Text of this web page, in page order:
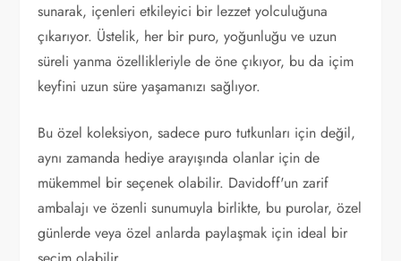
sunarak, içenleri etkileyici bir lezzet yolculuğuna
çıkarıyor. Üstelik, her bir puro, yoğunluğu ve uzun
süreli yanma özellikleriyle de öne çıkıyor, bu da içim
keyfini uzun süre yaşamanızı sağlıyor.
Bu özel koleksiyon, sadece puro tutkunları için değil,
aynı zamanda hediye arayışında olanlar için de
mükemmel bir seçenek olabilir. Davidoff'un zarif
ambalajı ve özenli sunumuyla birlikte, bu purolar, özel
günlerde veya özel anlarda paylaşmak için ideal bir